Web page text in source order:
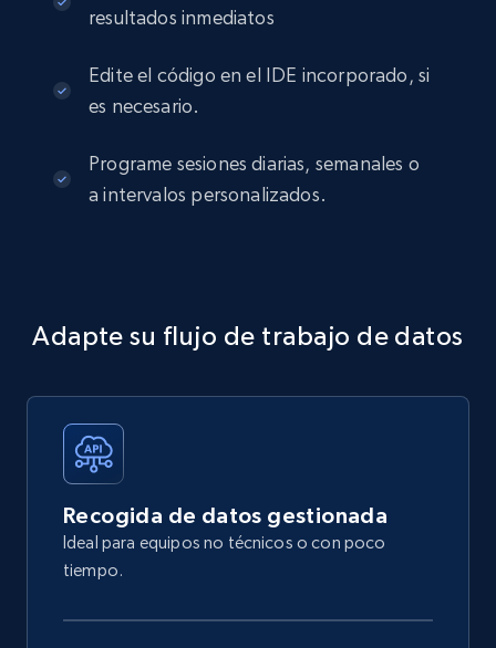
resultados inmediatos
Edite el código en el IDE incorporado, si
es necesario.
Programe sesiones diarias, semanales o
a intervalos personalizados.
Adapte su flujo de trabajo de datos
Recogida de datos gestionada
Ideal para equipos no técnicos o con poco
tiempo.